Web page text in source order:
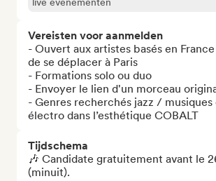
Vereisten voor aanmelden
- Ouvert aux artistes basés en
de se déplacer à Paris
- Formations solo ou duo
- Envoyer le lien d'un morceau
- Genres recherchés jazz /
électro dans l’esthétique COBALT
Tijdschema
🎶 Candidate gratuitement avant le
(minuit).